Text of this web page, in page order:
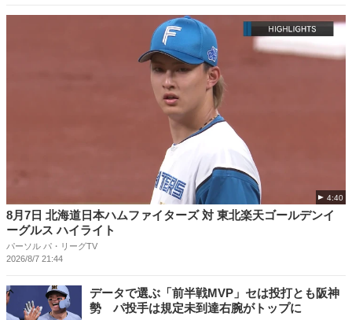
4:40
8月7日 北海道日本ハムファイターズ 対 東北楽天ゴールデンイ
ーグルス ハイライト
パーソル パ・リーグTV
2026/8/7 21:44
データで選ぶ「前半戦MVP」セは投打とも阪神
勢 パ投手は規定未到達右腕がトップに